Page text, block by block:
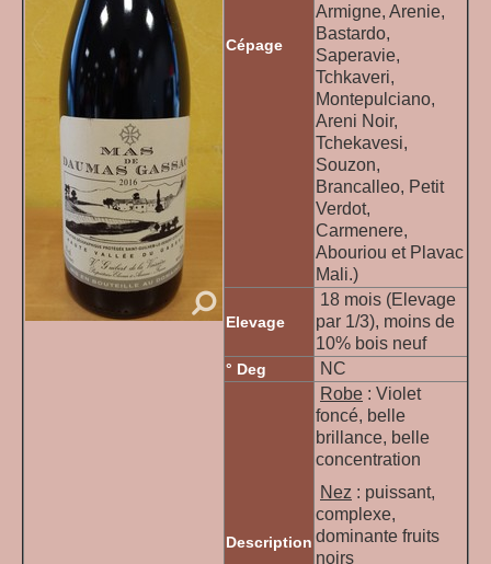
Cépage
Armigne, Arenie,
Bastardo,
Saperavie,
Tchkaveri,
Montepulciano,
Areni Noir,
Tchekavesi,
Souzon,
Brancalleo, Petit
Verdot,
Carmenere,
Abouriou et Plavac
Mali.)
Elevage
18 mois (Elevage
par 1/3), moins de
10% bois neuf
° Deg NC
Description
Robe : Violet
foncé, belle
brillance, belle
concentration
Nez : puissant,
complexe,
dominante fruits
noirs